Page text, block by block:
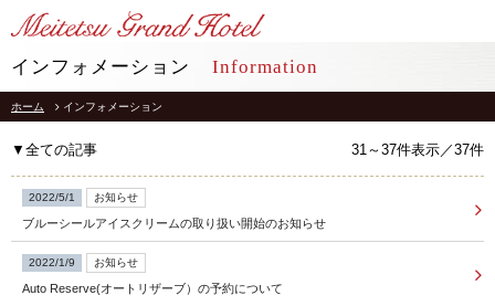
LANGUAGE
TOP トップ
STAY 宿泊
RESTAURANT レストラン
インフォメーション
採用情報
インフォメーション Information
ホーム インフォメーション
▼全ての記事 31～37件表示／37件
2022/5/1 お知らせ
ブルーシールアイスクリームの取り扱い開始のお知らせ
2022/1/9 お知らせ
Auto Reserve(オートリザーブ）の予約について